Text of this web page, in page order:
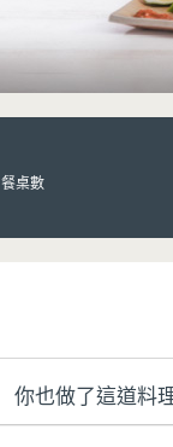
餐桌數
你也做了這道料